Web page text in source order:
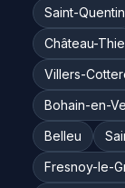
Saint-Quentin
Château-
Villers-
Bohain-en-
Belleu
Fresnoy-le-